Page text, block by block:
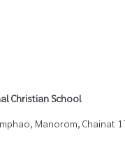
Christian School
Manorom, Chainat